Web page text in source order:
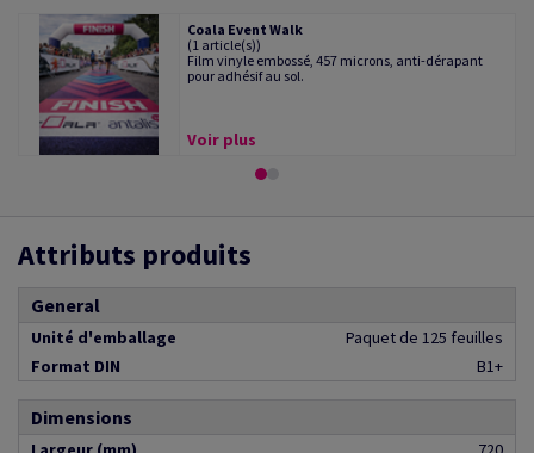
Coala Event Walk
(1 article(s))
Film vinyle embossé, 457 microns, anti-dérapant
pour adhésif au sol.
Voir plus
Attributs produits
General
Unité d'emballage
Paquet de 125 feuilles
Format DIN
B1+
Dimensions